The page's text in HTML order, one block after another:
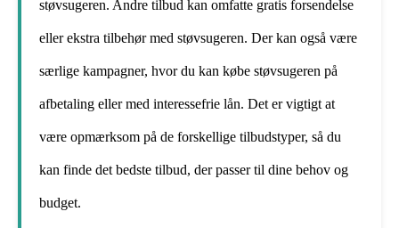
støvsugeren. Andre tilbud kan omfatte gratis forsendelse
eller ekstra tilbehør med støvsugeren. Der kan også være
særlige kampagner, hvor du kan købe støvsugeren på
afbetaling eller med interessefrie lån. Det er vigtigt at
være opmærksom på de forskellige tilbudstyper, så du
kan finde det bedste tilbud, der passer til dine behov og
budget.